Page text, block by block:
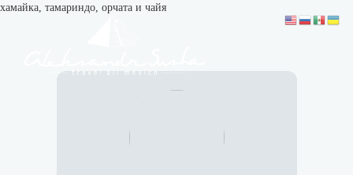
хамайка, тамариндо, орчата и чайя